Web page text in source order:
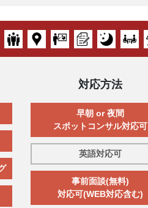
対応方法
早朝 or 夜間
スポットコンサル対応可
英語対応可
事前面談(無料)
対応可(WEB対応含む)